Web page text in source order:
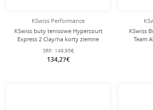
KSwiss Performance
KSwiss buty tenisowe Hypercourt
Express 2 Clay/na korty ziemne
białe/czarne damskie
SRP: 149,95€
134,27€
KSwiss
Team